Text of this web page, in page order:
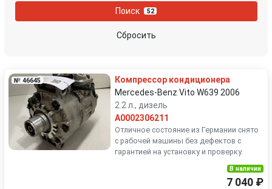
Поиск 52
Сбросить
№ 46645
Компрессор кондиционера
Mercedes-Benz Vito W639 2006
2.2 л., дизель
A0002306211
Отличное состояние из Германии снято
с рабочей машины без дефектов с
гарантией на установку и проверку.
В наличии
7 040 ₽